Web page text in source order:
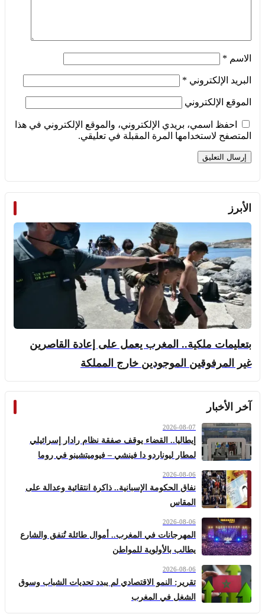
الاسم *
البريد الإلكتروني *
الموقع الإلكتروني
احفظ اسمي، بريدي الإلكتروني، والموقع الإلكتروني في هذا
المتصفح لاستخدامها المرة المقبلة في تعليقي.
الأبرز
بتعليمات ملكية.. المغرب يعمل على إعادة القاصرين
غير المرفوقين الموجودين خارج المملكة
آخر الأخبار
2026-08-07
إيطاليا.. القضاء يوقف صفقة نظام رادار إسرائيلي
لمطار ليوناردو دا فينشي – فيوميتشينو في روما
2026-08-06
نفاق الحكومة الإسبانية.. ذاكرة انتقائية وعدالة على
المقاس
2026-08-06
المهرجانات في المغرب.. أموال طائلة تُنفق والشارع
يطالب بالأولوية للمواطن
2026-08-06
تقرير: النمو الاقتصادي لم يبدد تحديات الشباب وسوق
الشغل في المغرب